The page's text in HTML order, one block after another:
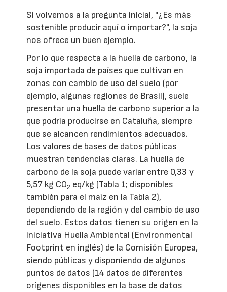
Si volvemos a la pregunta inicial, "¿Es más
sostenible producir aquí o importar?", la soja
nos ofrece un buen ejemplo.
Por lo que respecta a la huella de carbono, la
soja importada de países que cultivan en
zonas con cambio de uso del suelo (por
ejemplo, algunas regiones de Brasil), suele
presentar una huella de carbono superior a la
que podría producirse en Cataluña, siempre
que se alcancen rendimientos adecuados.
Los valores de bases de datos públicas
muestran tendencias claras. La huella de
carbono de la soja puede variar entre 0,33 y
5,57 kg CO2 eq/kg (Tabla 1; disponibles
también para el maíz en la Tabla 2),
dependiendo de la región y del cambio de uso
del suelo. Estos datos tienen su origen en la
iniciativa Huella Ambiental (Environmental
Footprint en inglés) de la Comisión Europea,
siendo públicas y disponiendo de algunos
puntos de datos (14 datos de diferentes
orígenes disponibles en la base de datos